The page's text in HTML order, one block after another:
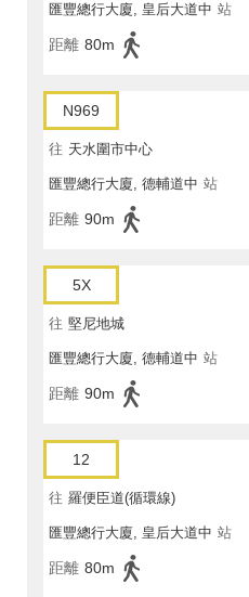
匯豐總行大廈, 皇后大道中 站
距離 80m
N969
往 天水圍市中心
匯豐總行大廈, 德輔道中 站
距離 90m
5X
往 堅尼地城
匯豐總行大廈, 德輔道中 站
距離 90m
12
往 羅便臣道(循環線)
匯豐總行大廈, 皇后大道中 站
距離 80m